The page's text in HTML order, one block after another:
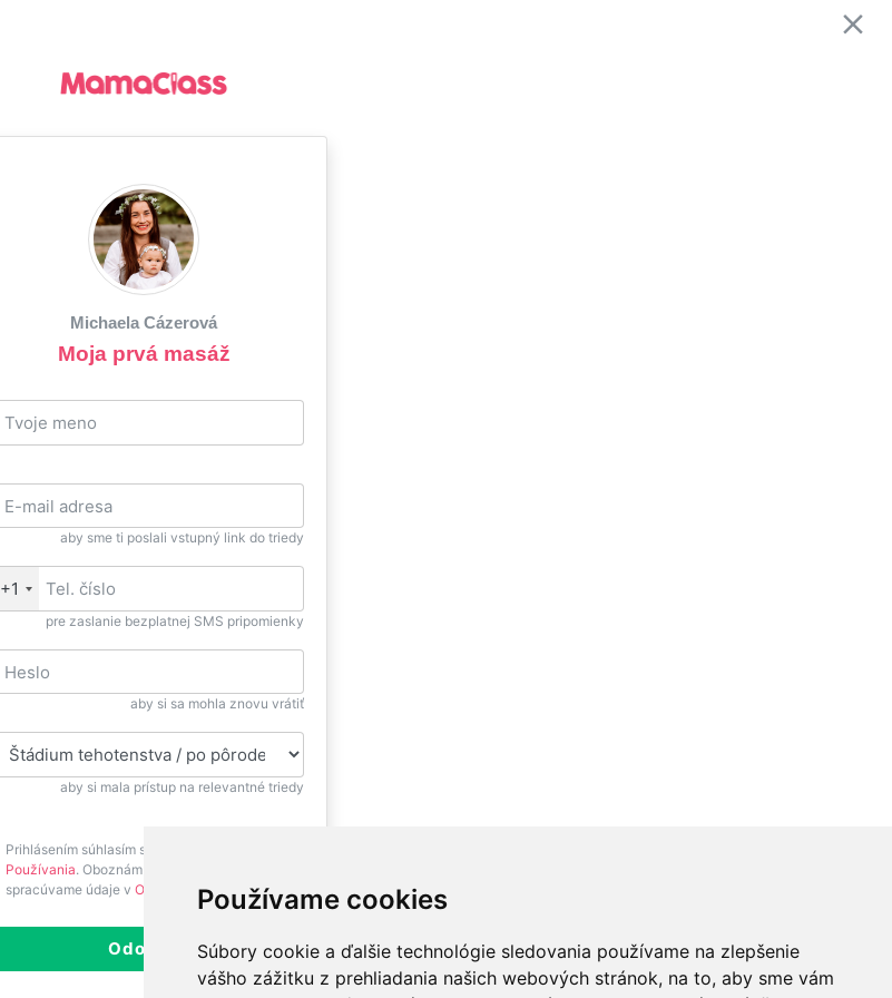
Používame cookies
Súbory cookie a ďalšie technológie sledovania používame na zlepšenie
vášho zážitku z prehliadania našich webových stránok, na to, aby sme vám
Michaela Cázerová
Moja prvá masáž
aby sme ti poslali vstupný link do triedy
+1
pre zaslanie bezplatnej SMS pripomienky
aby si sa mohla znovu vrátiť
aby si mala prístup na relevantné triedy
Prihlásením súhlasím s
Používania. Oboznám sa prosím ako
spracúvame údaje v Ochrane osobných údajov
Odoslať